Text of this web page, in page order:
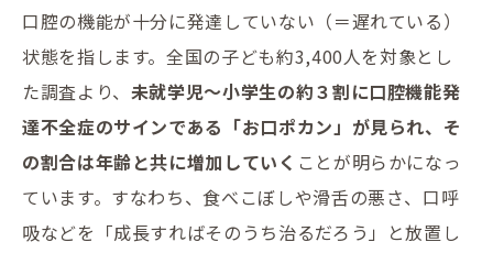
口腔の機能が十分に発達していない（＝遅れている）
状態を指します。全国の子ども約3,400人を対象とし
た調査より、 未就学児〜小学生の約３割に口腔機能発
達不全症のサインである「お口ポカン」が見られ、そ
の割合は年齢と共に増加していく ことが明らかになっ
ています。すなわち、食べこぼしや滑舌の悪さ、口呼
吸などを「成長すればそのうち治るだろう」と放置し